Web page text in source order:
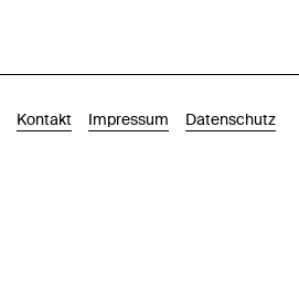
Kontakt Impressum Datenschutz